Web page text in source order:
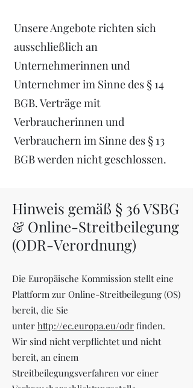
Unsere Angebote richten sich
ausschließlich an
Unternehmerinnen und
Unternehmer im Sinne des § 14
BGB. Verträge mit
Verbraucherinnen und
Verbrauchern im Sinne des § 13
BGB werden nicht geschlossen.
Hinweis gemäß § 36 VSBG
& Online-Streitbeilegung
(ODR-Verordnung)
Die Europäische Kommission stellt eine
Plattform zur Online-Streitbeilegung (OS)
bereit, die Sie
unter http://ec.europa.eu/odr finden.
Wir sind nicht verpflichtet und nicht
bereit, an einem
Streitbeilegungsverfahren vor einer